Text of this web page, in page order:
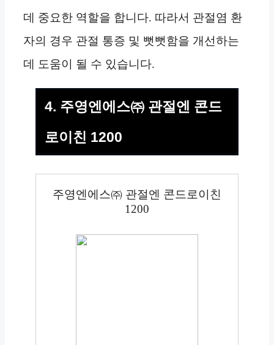
데 중요한 역할을 합니다. 따라서 관절염 환
자의 경우 관절 통증 및 뻣뻣함을 개선하는
데 도움이 될 수 있습니다.
4. 주영엔에스㈜ 관절엔 콘드
로이친 1200
주영엔에스㈜ 관절엔 콘드로이친
1200